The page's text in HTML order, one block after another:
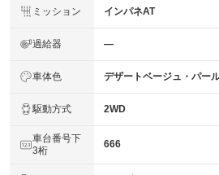
ミッション インパネAT
過給器 ―
車体色 デザートベージュ・パー
駆動方式 2WD
車台番号下
3桁
666